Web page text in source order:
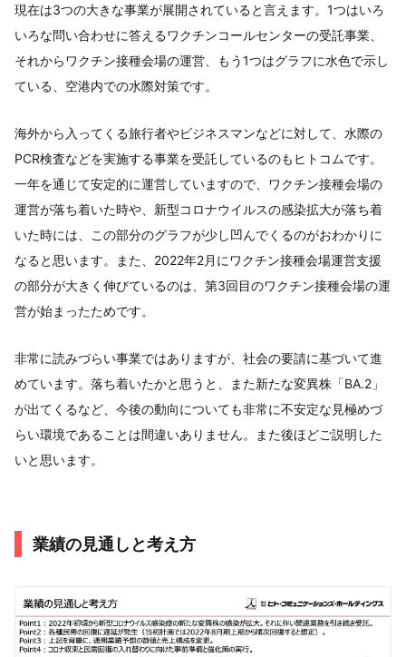
現在は3つの大きな事業が展開されていると言えます。1つはいろ
いろな問い合わせに答えるワクチンコールセンターの受託事業、
それからワクチン接種会場の運営、もう1つはグラフに水色で示し
ている、空港内での水際対策です。
海外から入ってくる旅行者やビジネスマンなどに対して、水際の
PCR検査などを実施する事業を受託しているのもヒトコムです。
一年を通じて安定的に運営していますので、ワクチン接種会場の
運営が落ち着いた時や、新型コロナウイルスの感染拡大が落ち着
いた時には、この部分のグラフが少し凹んでくるのがおわかりに
なると思います。また、2022年2月にワクチン接種会場運営支援
の部分が大きく伸びているのは、第3回目のワクチン接種会場の運
営が始まったためです。
非常に読みづらい事業ではありますが、社会の要請に基づいて進
めています。落ち着いたかと思うと、また新たな変異株「BA.2」
が出てくるなど、今後の動向についても非常に不安定な見極めづ
らい環境であることは間違いありません。また後ほどご説明した
いと思います。
業績の見通しと考え方